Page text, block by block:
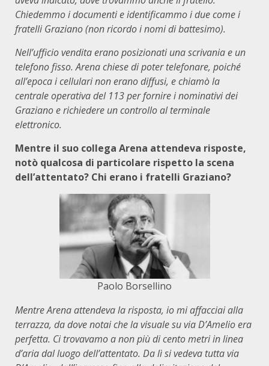
Chiedemmo i documenti e identificammo i due come i
fratelli Graziano (non ricordo i nomi di battesimo).
Nell’ufficio vendita erano posizionati una scrivania e un
telefono fisso. Arena chiese di poter telefonare, poiché
all’epoca i cellulari non erano diffusi, e chiamò la
centrale operativa del 113 per fornire i nominativi dei
Graziano e richiedere un controllo al terminale
elettronico.
Mentre il suo collega Arena attendeva risposte,
notò qualcosa di particolare rispetto la scena
dell’attentato? Chi erano i fratelli Graziano?
Paolo Borsellino
Mentre Arena attendeva la risposta, io mi affacciai alla
terrazza, da dove notai che la visuale su via D’Amelio era
perfetta. Ci trovavamo a non più di cento metri in linea
d’aria dal luogo dell’attentato. Da lì si vedeva tutta via